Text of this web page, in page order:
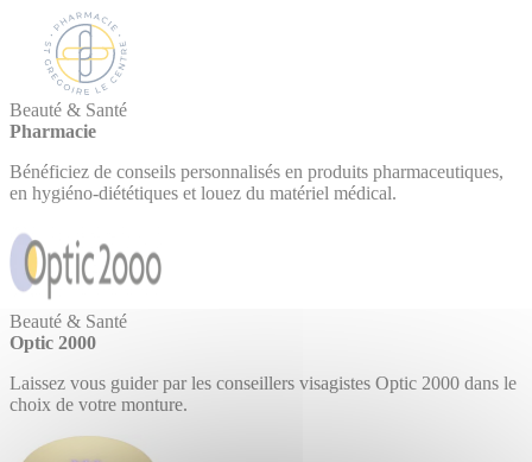
Beauté & Santé
Pharmacie
Bénéficiez de conseils personnalisés en produits pharmaceutiques,
en hygiéno-diététiques et louez du matériel médical.
Beauté & Santé
Optic 2000
Laissez vous guider par les conseillers visagistes Optic 2000 dans le
choix de votre monture.